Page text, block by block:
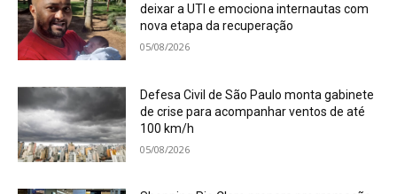
deixar a UTI e emociona internautas com
nova etapa da recuperação
05/08/2026
Defesa Civil de São Paulo monta gabinete
de crise para acompanhar ventos de até
100 km/h
05/08/2026